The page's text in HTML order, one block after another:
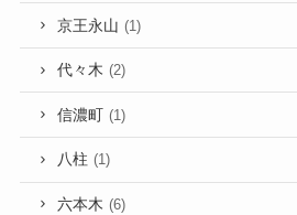
京王永山 (1)
代々木 (2)
信濃町 (1)
八柱 (1)
六本木 (6)